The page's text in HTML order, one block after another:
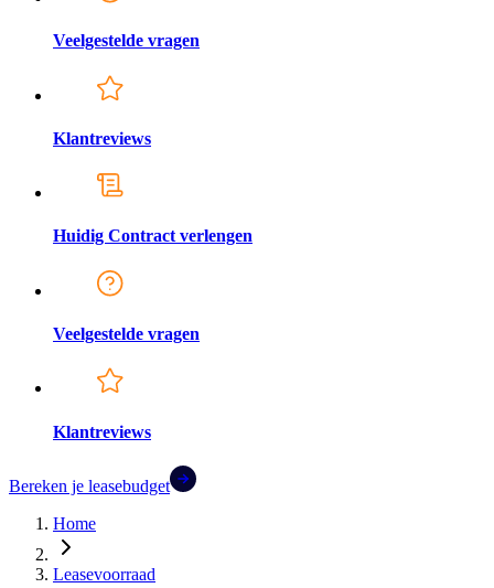
Veelgestelde vragen
Klantreviews
Huidig Contract verlengen
Veelgestelde vragen
Klantreviews
Bereken je leasebudget
Home
Leasevoorraad